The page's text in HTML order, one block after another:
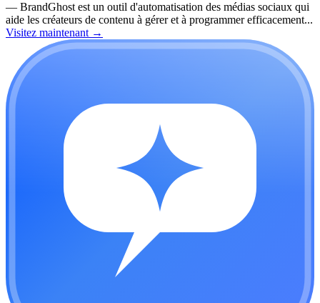
— BrandGhost est un outil d'automatisation des médias sociaux qui
aide les créateurs de contenu à gérer et à programmer efficacement...
Visitez maintenant →